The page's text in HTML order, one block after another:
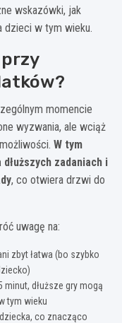
wskazówki, jak
dzieci w tym wieku.
momencie
wyzwania, ale wciąż
W tym
zadaniach i
, co otwiera drzwi do
uwagę na:
zbyt łatwa (bo szybko
dłuższe gry mogą
tym wieku
co znacząco